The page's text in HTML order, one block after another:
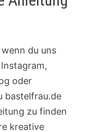
du uns
oder
bastelfrau.de
zu finden
kreative